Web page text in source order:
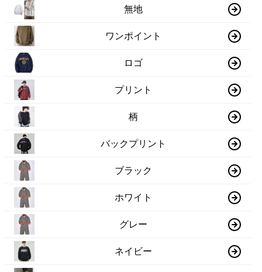
無地
ワンポイント
ロゴ
プリント
柄
バックプリント
ブラック
ホワイト
グレー
ネイビー